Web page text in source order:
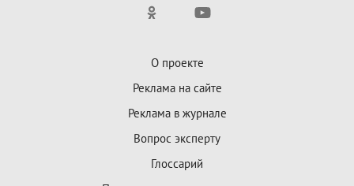
О проекте
Реклама на сайте
Реклама в журнале
Вопрос эксперту
Глоссарий